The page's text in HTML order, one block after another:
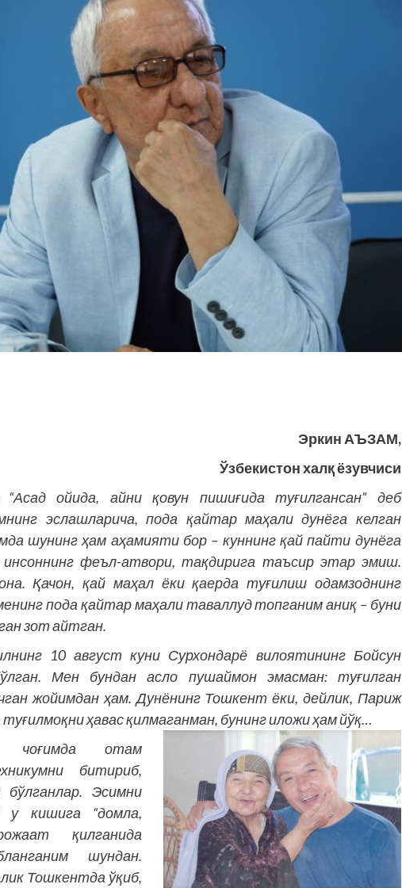
Эркин АЪЗАМ,
Ўзбекистон халқ ёзувчиси
ойида, айни қовун пиши­ғида туғилгансан” деб
эслашларича, пода қайтар маҳали дунёга келган
шунинг ҳам аҳамияти бор – куннинг қай пайти дунёга
инсоннинг феъл-атвори, тақдирига таъсир этар эмиш.
Қачон, қай маҳал ёки қаерда туғилиш одамзоднинг
пода қайтар маҳали таваллуд топганим аниқ – буни
зот айтган.
10 август куни Сурхондарё вилоятининг Бойсун
Мен бундан асло пушаймон эмасман: туғилган
жойимдан ҳам. Дунёнинг Тошкент ёки, дейлик, Париж
ҳавас қилмаганман, бунинг иложи ҳам йўқ…
чоғимда отам
битириб,
Эсимни
у кишига “домла,
қилганида
шундан.
Тошкентда ўқиб,